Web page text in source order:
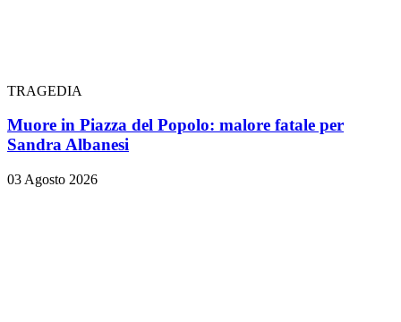
TRAGEDIA
Muore in Piazza del Popolo: malore fatale per
Sandra Albanesi
03 Agosto 2026